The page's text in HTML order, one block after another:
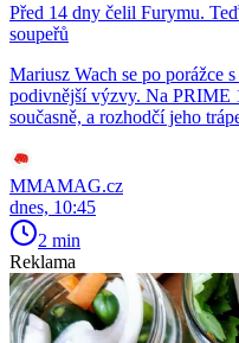
Před 14 dny čelil Furymu.
soupeřů
Mariusz Wach se po porážce
podivnější výzvy. Na PRIME
současně, a rozhodčí jeho
MMAMAG.cz
dnes, 10:45
2 min
Reklama